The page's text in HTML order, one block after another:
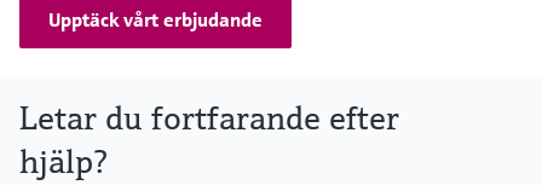
Upptäck vårt erbjudande
Letar du fortfarande efter
hjälp?